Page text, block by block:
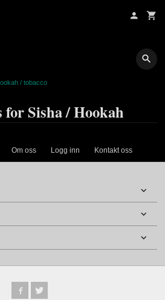
/ tobacco
Sisha / Hookah
Om oss Logg inn Kontakt oss